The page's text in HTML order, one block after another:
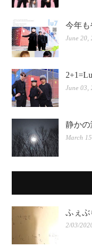
今年も
June 20,
June 03,
静かの
March
ふぇ
2/03/